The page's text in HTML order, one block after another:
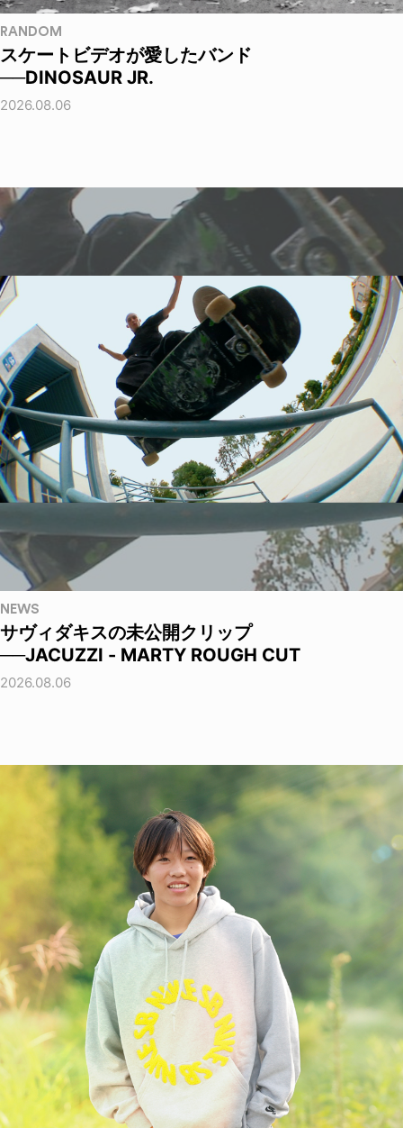
RANDOM
スケートビデオが愛したバンド
──DINOSAUR JR.
2026.08.06
NEWS
サヴィダキスの未公開クリップ
──JACUZZI - MARTY ROUGH CUT
2026.08.06